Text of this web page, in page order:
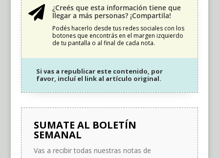

¿Creés que esta información tiene que
llegar a más personas? ¡Compartila!
Podés hacerlo desde tus redes sociales con los
botones que encontrás en el margen izquierdo
de tu pantalla o al final de cada nota.
Si vas a republicar este contenido, por
favor, incluí el link al artículo original.
SUMATE AL BOLETÍN
SEMANAL
Vas a recibir todas nuestras notas de